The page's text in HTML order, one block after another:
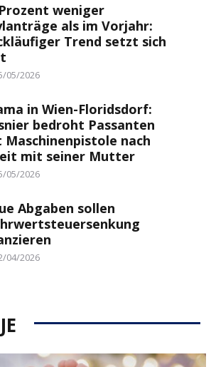
weniger
als im Vorjahr:
Trend setzt sich
05/2026
in Wien-Floridsdorf:
bedroht Passanten
Maschinenpistole nach
mit seiner Mutter
05/2026
Abgaben sollen
04/2026